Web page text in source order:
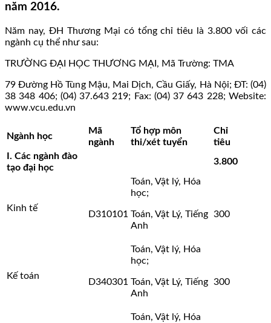
năm 2016.
Năm nay, ĐH Thương Mại có tổng chỉ tiêu là 3.800 vối các
ngành cụ thể như sau:
TRƯỜNG ĐẠI HỌC THƯƠNG MẠI, Mã Trường: TMA
79 Đường Hồ Tùng Mậu, Mai Dịch, Cầu Giấy, Hà Nội; ĐT: (04)
38 348 406; (04) 37.643 219; Fax: (04) 37 643 228; Website:
www.vcu.edu.vn
Ngành học
Mã
ngành
Tổ hợp môn
thi/xét tuyển
Chỉ
tiêu
I. Các ngành đào
tạo đại học
3.800
Kinh tế
D310101
Toán, Vật lý, Hóa
học;
Toán, Vật Lý, Tiếng
Anh
300
Kế toán
D340301
Toán, Vật lý, Hóa
học;
Toán, Vật Lý, Tiếng
Anh
300
Toán, Vật lý, Hóa